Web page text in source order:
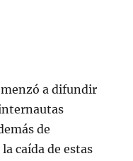
a difundir
de
caída de estas